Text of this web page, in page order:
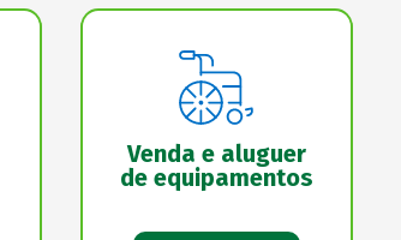
Venda e aluguer
de equipamentos